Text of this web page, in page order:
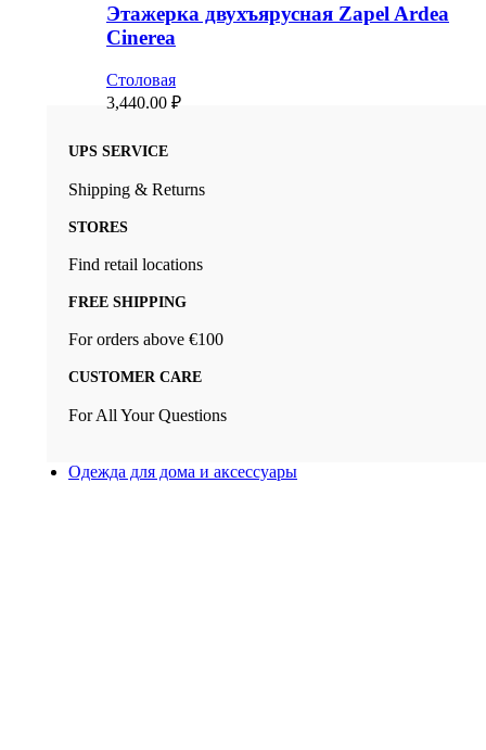
Этажерка двухъярусная Zapel Ardea
Cinerea
Столовая
3,440.00 ₽
UPS SERVICE
Shipping & Returns
STORES
Find retail locations
FREE SHIPPING
For orders above €100
CUSTOMER CARE
For All Your Questions
Одежда для дома и аксессуары